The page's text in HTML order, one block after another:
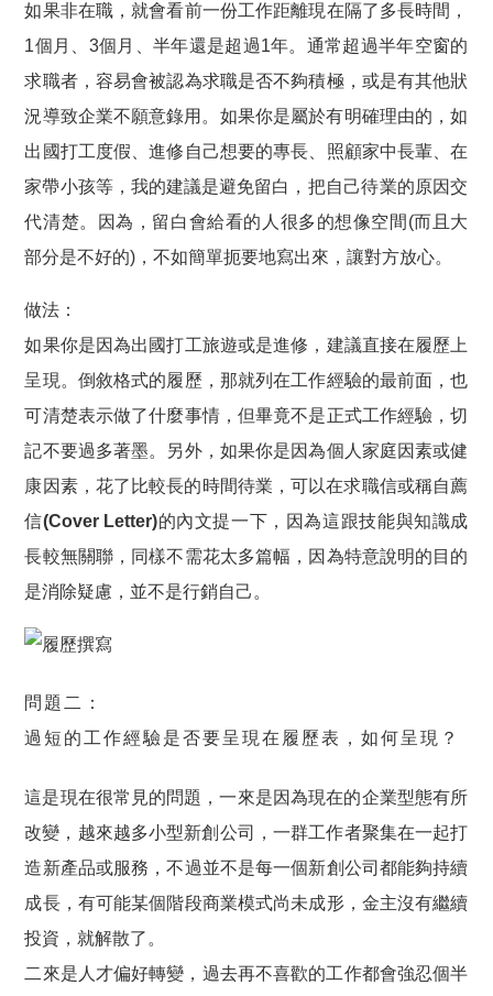
如果非在職，就會看前一份工作距離現在隔了多長時間，
1個月、3個月、半年還是超過1年。通常超過半年空窗的
求職者，容易會被認為求職是否不夠積極，或是有其他狀
況導致企業不願意錄用 。如果你是屬於有明確理由的，如
出國打工度假、進修自己想要的專長、照顧家中長輩、在
家帶小孩等，我的建議是避免留白 ，把自己待業的原因交
代清楚。因為，留白會給看的人很多的想像空間(而且大
部分是不好的)，不如簡單扼要地寫出來 ，讓對方放心。
做法 ：
如果你是因為出國打工旅遊或是進修，建議直接在履歷上
呈現。倒敘格式的履歷，那就列在工作經驗的最前面，也
可清楚表示做了什麼事情，但畢竟不是正式工作經驗，切
記不要過多著墨。另外，如果你是因為個人家庭因素或健
康因素，花了比較長的時間待業，可以在求職信或稱自薦
信(Cover Letter)的內文提一下，因為這跟技能與知識成
長較無關聯，同樣不需花太多篇幅，因為特意說明的目的
是消除疑慮 ，並不是行銷自己。
問題二：
過短的工作經驗是否要呈現在履歷表，如何呈現？
這是現在很常見的問題，一來是因為現在的企業型態有所
改變 ，越來越多小型新創公司，一群工作者聚集在一起打
造新產品或服務，不過並不是每一個新創公司都能夠持續
成長，有可能某個階段商業模式尚未成形，金主沒有繼續
投資，就解散了。
二來是人才偏好轉變 ，過去再不喜歡的工作都會強忍個半